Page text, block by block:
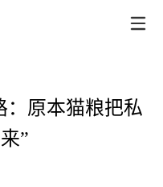
：原本猫粮把私
”